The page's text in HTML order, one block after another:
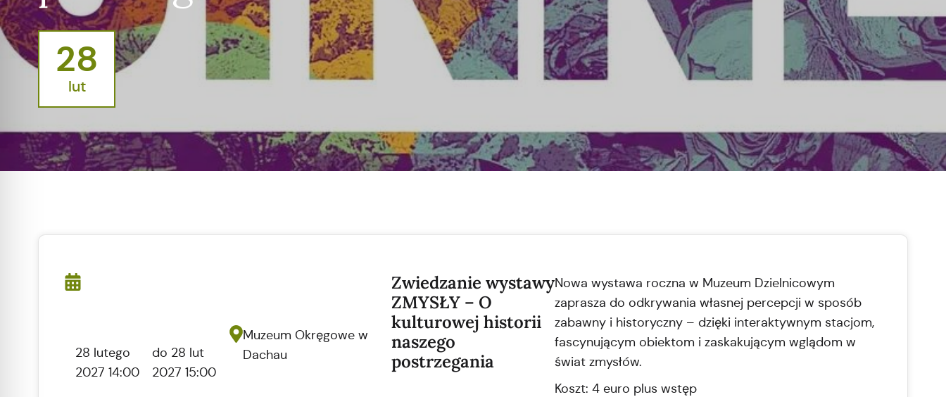
28
lut
28 lutego
2027 14:00
do 28 lut
2027 15:00
Muzeum Okręgowe w
Dachau
Zwiedzanie wystawy
ZMYSŁY – O
kulturowej historii
naszego
postrzegania
Nowa wystawa roczna w Muzeum Dzielnicowym
zaprasza do odkrywania własnej percepcji w sposób
zabawny i historyczny – dzięki interaktywnym stacjom,
fascynującym obiektom i zaskakującym wglądom w
świat zmysłów.
Koszt: 4 euro plus wstęp